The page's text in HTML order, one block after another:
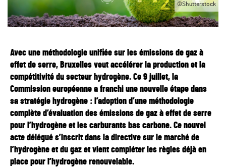
©Shutterstock
Avec une méthodologie unifiée sur les émissions de gaz à
effet de serre, Bruxelles veut accélérer la production et la
compétitivité du secteur hydrogène. Ce 9 juillet, la
Commission européenne a franchi une nouvelle étape dans
sa stratégie hydrogène : l’adoption d’une méthodologie
complète d’évaluation des émissions de gaz à effet de serre
pour l’hydrogène et les carburants bas carbone. Ce nouvel
acte délégué s’inscrit dans la directive sur le marché de
l’hydrogène et du gaz et vient compléter les règles déjà en
place pour l’hydrogène renouvelable.